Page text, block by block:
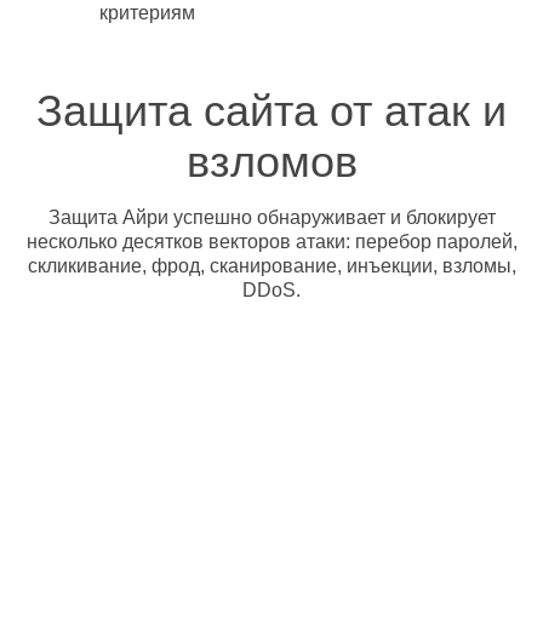
критериям
Защита сайта от атак и
взломов
Защита Айри успешно обнаруживает и блокирует
несколько десятков векторов атаки: перебор паролей,
скликивание, фрод, сканирование, инъекции, взломы,
DDoS.